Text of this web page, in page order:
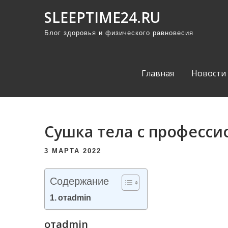
SLEEPTIME24.RU
Блог здоровья и физического равновесия
Главная Новости
Сушка тела с
3 МАРТА 2022
Содержание
отadmin
отadmin